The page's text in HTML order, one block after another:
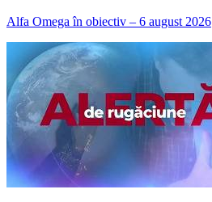
Alfa Omega în obiectiv – 6 august 2026